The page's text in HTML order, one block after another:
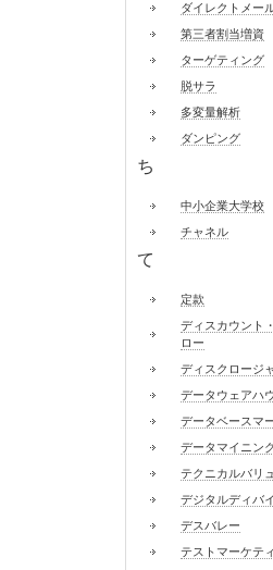
ダイレクトメー
第三者割当増資
ターゲティング
脱サラ
多変量解析
ダンピング
ち
中小企業大学校
チャネル
て
定款
ディスカウント
ロー
ディスクロージ
データウェアハ
データベースマ
データマイニン
テクニカルバリ
デジタルディバ
デスバレー
テストマーケテ